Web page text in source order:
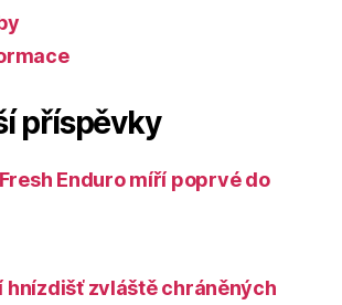
příspěvky
Enduro míří poprvé do
hnízdišť zvláště chráněných